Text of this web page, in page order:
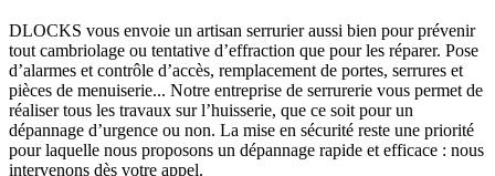
DLOCKS vous envoie un artisan serrurier aussi bien pour prévenir
tout cambriolage ou tentative d’effraction que pour les réparer. Pose
d’alarmes et contrôle d’accès, remplacement de portes, serrures et
pièces de menuiserie... Notre entreprise de serrurerie vous permet de
réaliser tous les travaux sur l’huisserie, que ce soit pour un
dépannage d’urgence ou non. La mise en sécurité reste une priorité
pour laquelle nous proposons un dépannage rapide et efficace : nous
intervenons dès votre appel.